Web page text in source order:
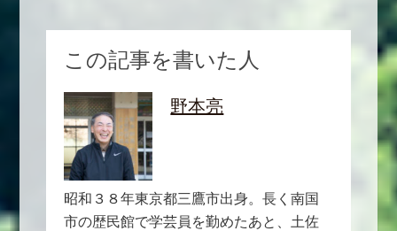
この記事を書いた人
野本亮
昭和３８年東京都三鷹市出身。長く南国
市の歴民館で学芸員を勤めたあと、土佐